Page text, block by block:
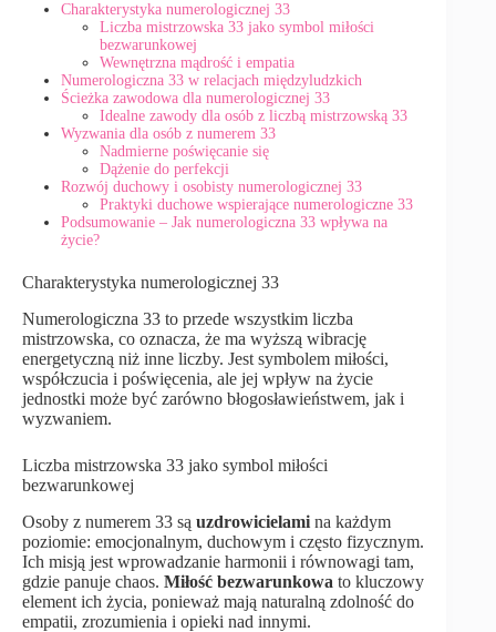
Charakterystyka numerologicznej 33
Liczba mistrzowska 33 jako symbol miłości
bezwarunkowej
Wewnętrzna mądrość i empatia
Numerologiczna 33 w relacjach międzyludzkich
Ścieżka zawodowa dla numerologicznej 33
Idealne zawody dla osób z liczbą mistrzowską 33
Wyzwania dla osób z numerem 33
Nadmierne poświęcanie się
Dążenie do perfekcji
Rozwój duchowy i osobisty numerologicznej 33
Praktyki duchowe wspierające numerologiczne 33
Podsumowanie – Jak numerologiczna 33 wpływa na
życie?
Charakterystyka numerologicznej 33
Numerologiczna 33 to przede wszystkim liczba
mistrzowska, co oznacza, że ma wyższą wibrację
energetyczną niż inne liczby. Jest symbolem miłości,
współczucia i poświęcenia, ale jej wpływ na życie
jednostki może być zarówno błogosławieństwem, jak i
wyzwaniem.
Liczba mistrzowska 33 jako symbol miłości
bezwarunkowej
Osoby z numerem 33 są uzdrowicielami na każdym
poziomie: emocjonalnym, duchowym i często fizycznym.
Ich misją jest wprowadzanie harmonii i równowagi tam,
gdzie panuje chaos. Miłość bezwarunkowa to kluczowy
element ich życia, ponieważ mają naturalną zdolność do
empatii, zrozumienia i opieki nad innymi.